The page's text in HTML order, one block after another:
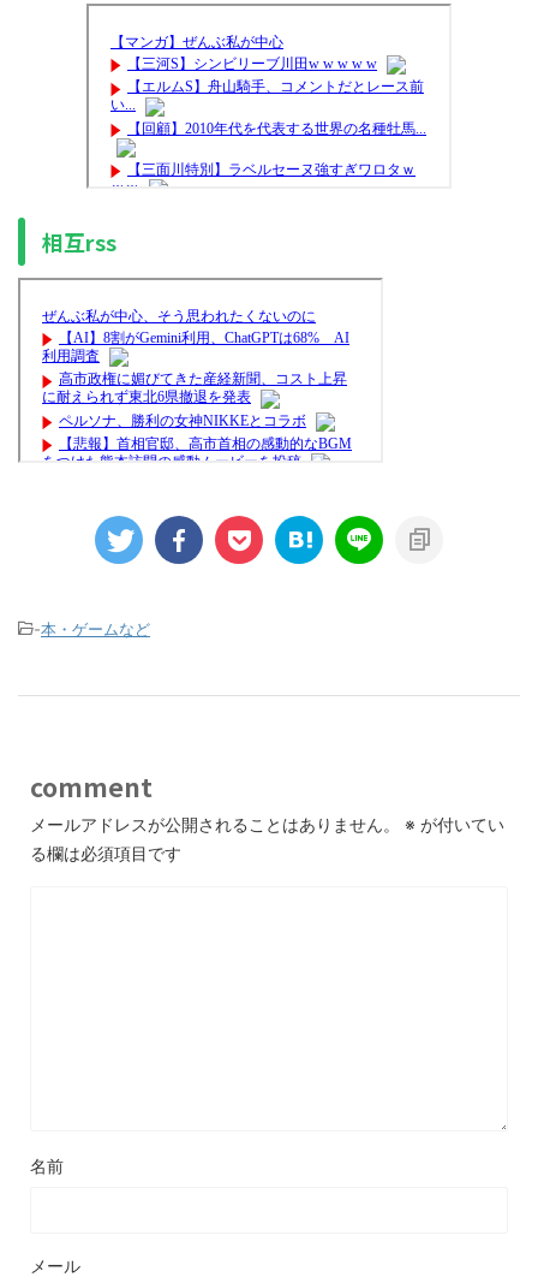
相互rss
-本・ゲームなど
comment
メールアドレスが公開されることはありません。 ※ が付いてい
る欄は必須項目です
名前
メール